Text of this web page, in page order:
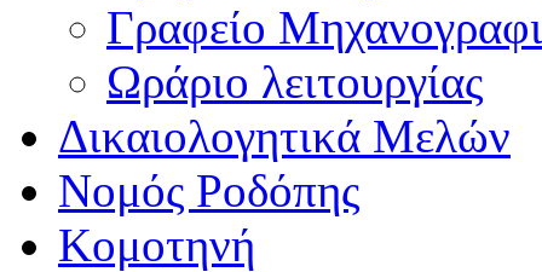
Γραφείο
Ωράριο λειτουργίας
Δικαιολογητικά Μελών
Νομός Ροδόπης
Κομοτηνή